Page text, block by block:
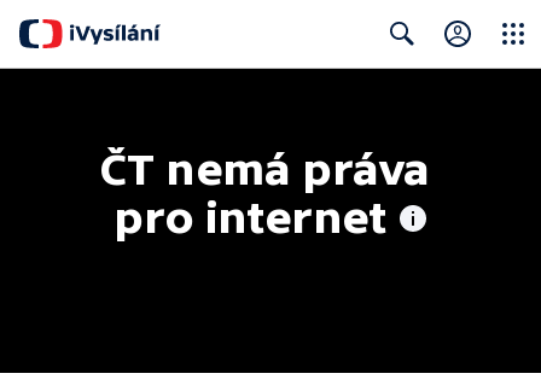
ČT nemá práva
pro internet